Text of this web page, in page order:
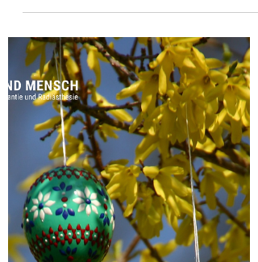
Naturheiligtum,
Orakelplatz, Kindel- und
Gebärstein
Ein ganz besonderer Kraftort. Der Katzenstein
im Waldviertel, Naturheiligtum, Kraftplatz,
Orakelplatz, und möglicher Kultort. Erfahre
mehr über Namensdeutung,
Landschaftsmythologie und geomantische
Besonderheiten.